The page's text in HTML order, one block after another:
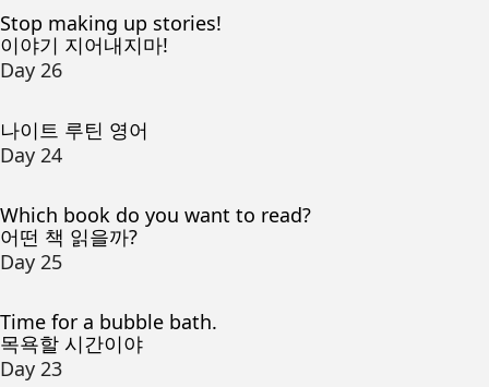
Stop making up stories!
이야기 지어내지마!
Day 26
나이트 루틴 영어
Day 24
Which book do you want to read?
어떤 책 읽을까?
Day 25
Time for a bubble bath.
목욕할 시간이야
Day 23